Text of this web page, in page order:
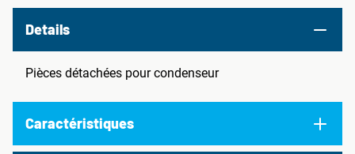
Details
Pièces détachées pour condenseur
Caractéristiques